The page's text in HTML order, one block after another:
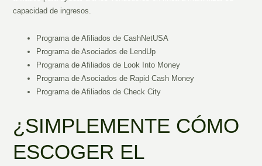
capacidad de ingresos.
Programa de Afiliados de CashNetUSA
Programa de Asociados de LendUp
Programa de Afiliados de Look Into Money
Programa de Asociados de Rapid Cash Money
Programa de Afiliados de Check City
¿SIMPLEMENTE CÓMO
ESCOGER EL